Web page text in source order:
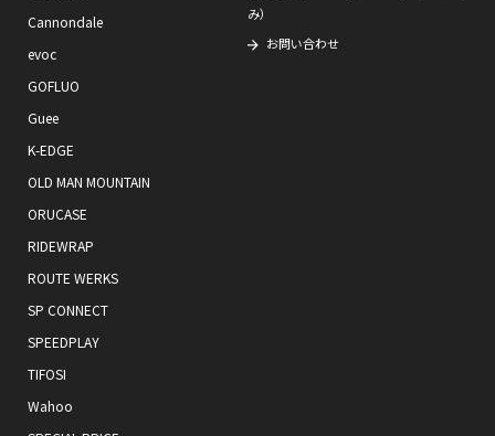
Cannondale
evoc
GOFLUO
Guee
K-EDGE
OLD MAN MOUNTAIN
ORUCASE
RIDEWRAP
ROUTE WERKS
SP CONNECT
SPEEDPLAY
TIFOSI
Wahoo
み）
お問い合わせ